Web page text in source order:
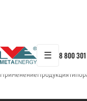
☰ 8 800
← Продукция/
ПрименениеПродукция